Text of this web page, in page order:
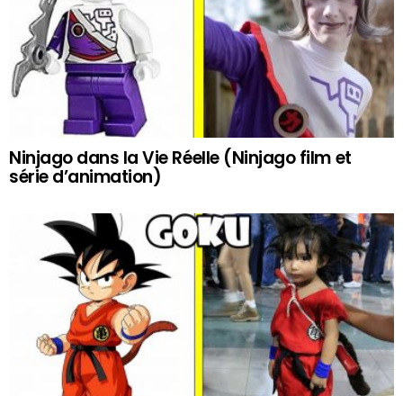
Ninjago dans la Vie Réelle (Ninjago film et
série d’animation)